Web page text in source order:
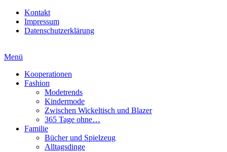
Kontakt
Impressum
Datenschutzerklärung
Menü
Kooperationen
Fashion
Modetrends
Kindermode
Zwischen Wickeltisch und Blazer
365 Tage ohne…
Familie
Bücher und Spielzeug
Alltagsdinge